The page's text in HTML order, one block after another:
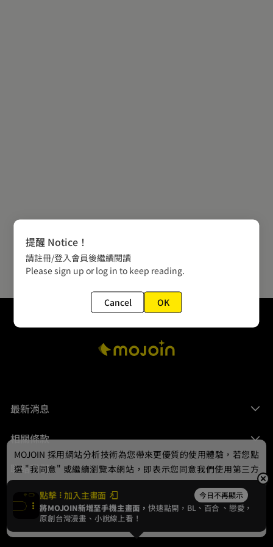
最新消息
相關條款
聯絡我們
© 2024 gamania Digital Entertainment Co., Ltd.
點擊 加入主畫面 今日不再顯示
將MOJOIN新增至手機主畫面，快速點開，BL、 百合 、戀愛，
原創台灣漫畫、小說線上看！
MOJOIN 採用網站分析技術為您帶來更優質的使用體驗，若您點
選 "我同意" 或繼續瀏覽本網站，即表示您同意我們使用第三方
Cookie，欲瞭解更多資訊請見隱私權政策。
我同意
提醒 Notice！
請註冊/登入會員後繼續閱讀
Please sign up or log in to keep reading.
Cancel OK